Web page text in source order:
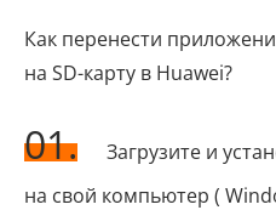
Как перенести
на SD-карту в Huawei?
01.
Загрузите и
на свой компьютер (